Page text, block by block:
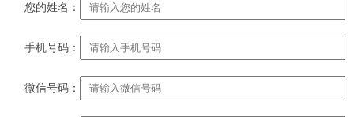
您的姓名：
手机号码：
微信号码：